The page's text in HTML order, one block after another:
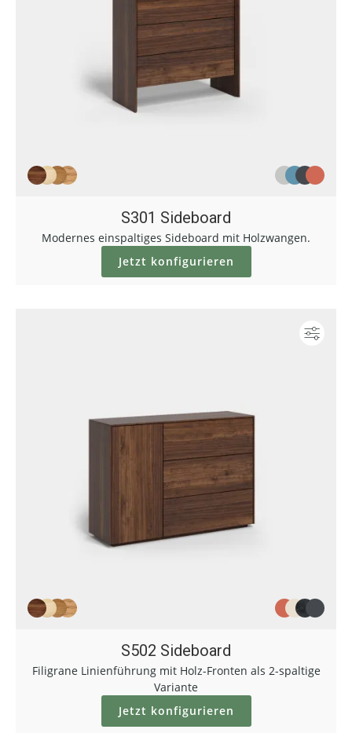
S301 Sideboard
Modernes einspaltiges Sideboard mit Holzwangen.
Jetzt konfigurieren
S502 Sideboard
Filigrane Linienführung mit Holz-Fronten als 2-spaltige
Variante
Jetzt konfigurieren